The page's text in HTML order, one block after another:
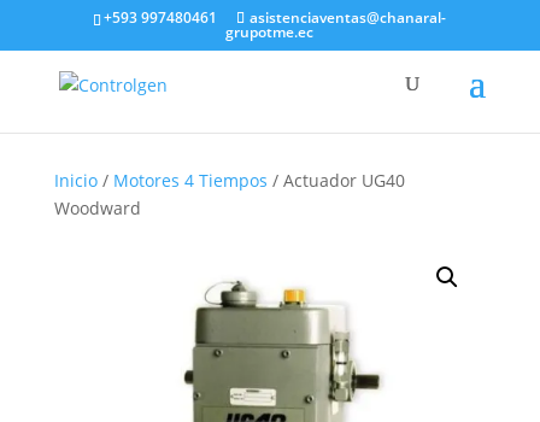
+593 997480461 asistenciaventas@chanaral-
grupotme.ec
Inicio/ Motores 4 Tiempos / Actuador UG40
Woodward